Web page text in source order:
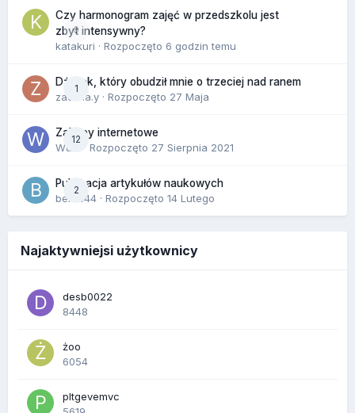
0
Czy harmonogram zajęć w przedszkolu jest
zbyt intensywny?
katakuri · Rozpoczęto 6 godzin temu
1
Dźwięk, który obudził mnie o trzeciej nad ranem
zackr.a.y · Rozpoczęto 27 Maja
12
Zakupy internetowe
Wula
· Rozpoczęto 27 Sierpnia 2021
2
Publikacja artykułów naukowych
berus44 · Rozpoczęto 14 Lutego
Najaktywniejsi użytkownicy
desb0022
8448
żoo
6054
pltgevemvc